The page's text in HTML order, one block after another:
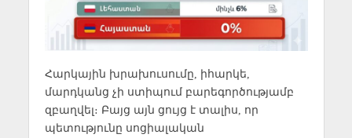
Հարկային խրախուսումը, իհարկե,
մարդկանց չի ստիպում բարեգործությամբ
զբաղվել։ Բայց այն ցույց է տալիս, որ
պետությունը սոցիալական